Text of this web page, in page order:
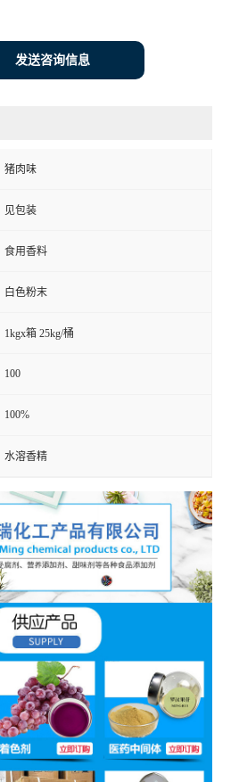
发送咨询信息
猪肉味
见包装
食用香料
白色粉末
1kgx箱 25kg/桶
100
100%
水溶香精